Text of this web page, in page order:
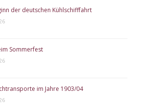
der deutschen Kühlschifffahrt
Sommerfest
im Jahre 1903/04